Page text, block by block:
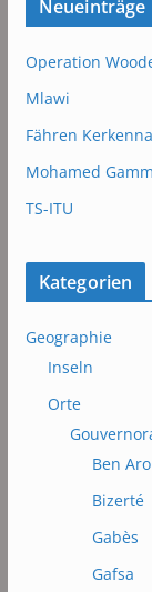
Neueinträge
Operation
Mlawi
Fähren
Mohamed
TS-ITU
Kategorien
Geographie
Inseln
Orte
Ben
Bizerté
Gabès
Gafsa